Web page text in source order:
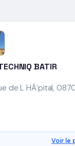
BATIR
de L HÃ´pital,
Voir le